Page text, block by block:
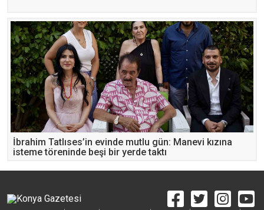
İbrahim Tatlıses’in evinde mutlu gün: Manevi kızına
isteme töreninde beşi bir yerde taktı